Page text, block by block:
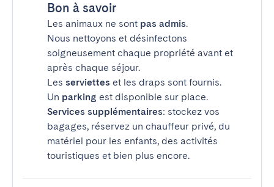
Bon à savoir
Les animaux ne sont pas admis.
Nous nettoyons et désinfectons
soigneusement chaque propriété avant et
après chaque séjour.
Les serviettes et les draps sont fournis.
Un parking est disponible sur place.
Services supplémentaires: stockez vos
bagages, réservez un chauffeur privé, du
matériel pour les enfants, des activités
touristiques et bien plus encore.